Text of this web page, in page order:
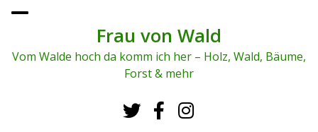
To
me
Frau von Wald
Vom Walde hoch da komm ich her – Holz, Wald, Bäume,
Forst & mehr